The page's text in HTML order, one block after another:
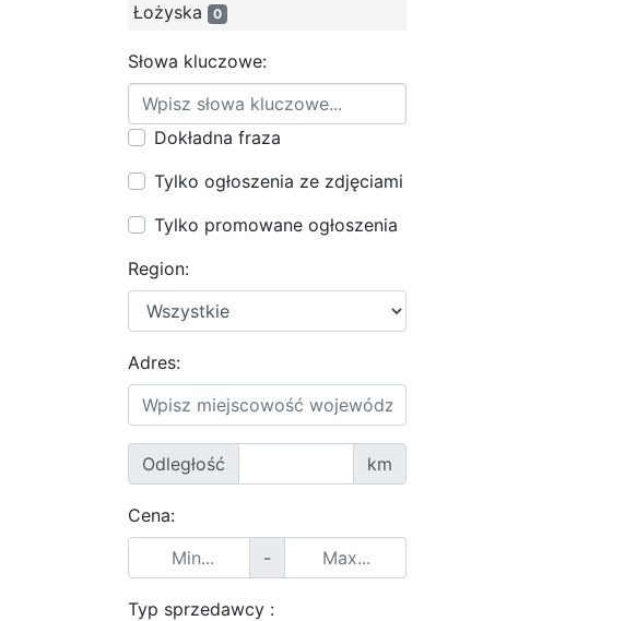
Łożyska 0
Słowa kluczowe:
Dokładna fraza
Tylko ogłoszenia ze zdjęciami
Tylko promowane ogłoszenia
Region:
Adres:
Odległość km
Cena:
-
Typ sprzedawcy :